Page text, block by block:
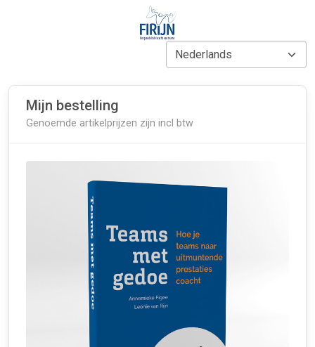
Mijn bestelling
Genoemde artikelprijzen zijn incl btw